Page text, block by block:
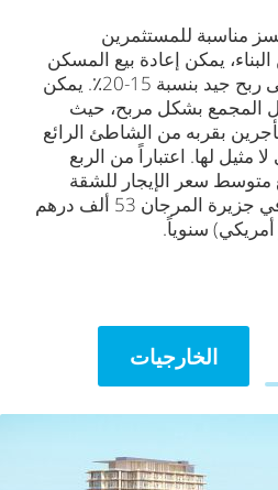
مناسبة للمستثمرين
البناء، يمكن إعادة بيع المسكن
بشكل مربح للحصول على ربح جيد بنسبة 15-20٪. يمكن
المجمع بشكل مربح، حيث
بقربه من الشاطئ الرائع
مثيل لها. اعتباراً من الربع
من عام 2023، بلغ متوسط سعر الإيجار للشقة
المكونة من غرفتي نوم في جزيرة المرجان 53 ألف درهم
الخارجيات